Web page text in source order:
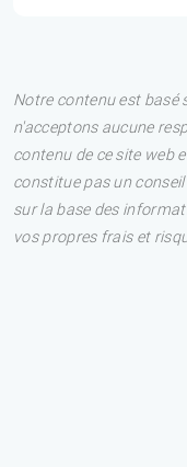
Notre contenu est basé
n'acceptons aucune
contenu de ce site web
constitue pas un
sur la base des
vos propres frais et